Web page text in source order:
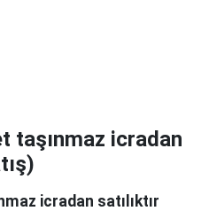
taşınmaz icradan
icradan satılıktır